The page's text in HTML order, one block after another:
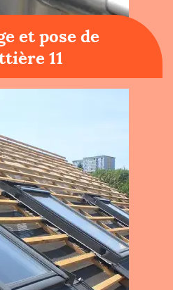
et pose de
11